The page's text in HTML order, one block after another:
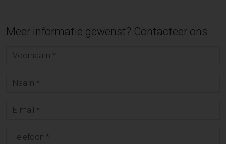
Meer informatie gewenst? Contacteer ons